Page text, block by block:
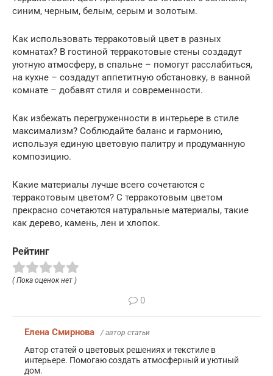
синим, черным, белым, серым и золотым.
Как использовать терракотовый цвет в разных
комнатах? В гостиной терракотовые стены создадут
уютную атмосферу, в спальне – помогут расслабиться,
на кухне – создадут аппетитную обстановку, в ванной
комнате – добавят стиля и современности.
Как избежать перегруженности в интерьере в стиле
максимализм? Соблюдайте баланс и гармонию,
используя единую цветовую палитру и продуманную
композицию.
Какие материалы лучше всего сочетаются с
терракотовым цветом? С терракотовым цветом
прекрасно сочетаются натуральные материалы, такие
как дерево, камень, лен и хлопок.
Рейтинг
( Пока оценок нет )
0
Елена Смирнова / автор статьи
Автор статей о цветовых решениях и текстиле в
интерьере. Помогаю создать атмосферный и уютный
дом.